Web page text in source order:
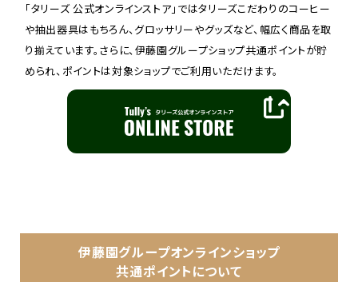
「タリーズ 公式オンラインストア」ではタリーズこだわりのコーヒー
や抽出器具はもちろん、グロッサリーやグッズなど、幅広く商品を取
り揃えています。さらに、伊藤園グループショップ共通ポイントが貯
められ、ポイントは対象ショップでご利用いただけます。
伊藤園グループオンラインショップ
共通ポイントについて